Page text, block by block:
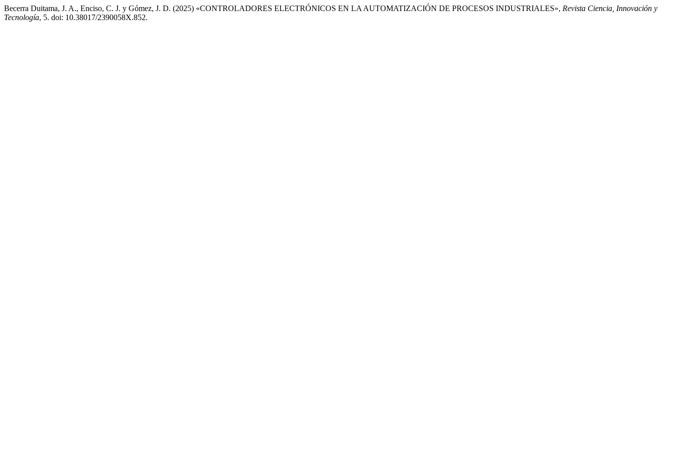
Becerra Duitama, J. A., Enciso, C. J. y Gómez, J. D. (2025) «CONTROLADORES ELECTRÓNICOS EN LA AUTOMATIZACIÓN DE PROCESOS INDUSTRIALES», Revista Ciencia, Innovación y
Tecnología, 5. doi: 10.38017/2390058X.852.